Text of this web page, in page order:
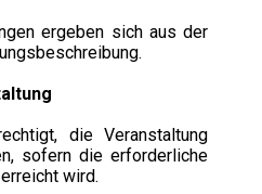
ergeben sich aus der
die Veranstaltung
sofern die erforderliche
wird.